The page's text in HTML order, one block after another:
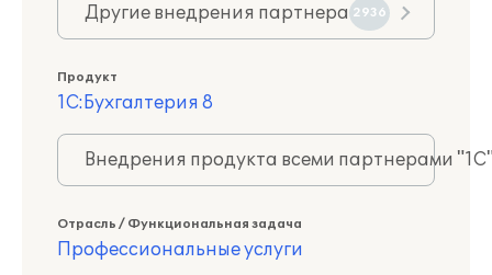
Другие внедрения партнера 2936
Продукт
1С:Бухгалтерия 8
Внедрения продукта всеми партнерами
Отрасль / Функциональная задача
Профессиональные услуги